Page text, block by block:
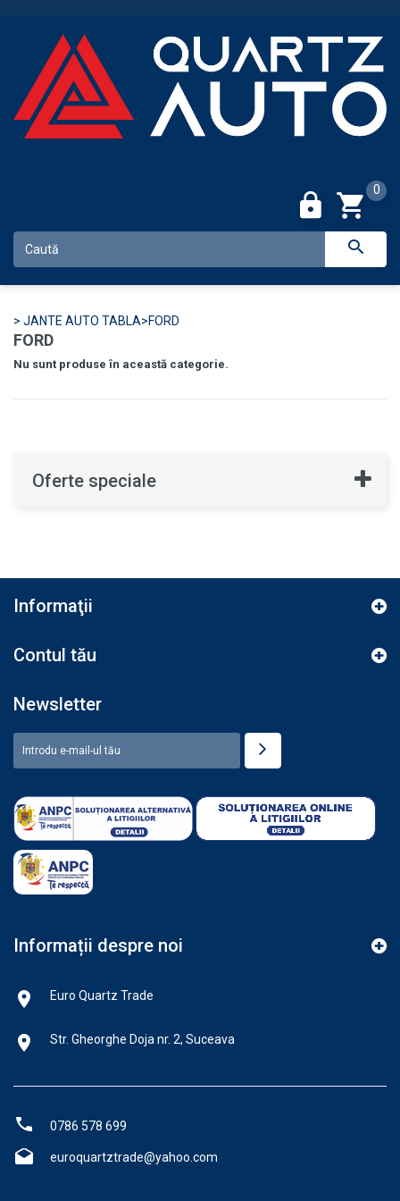
0
> JANTE AUTO TABLA>FORD
FORD
Nu sunt produse în această categorie.
Oferte speciale
Informaţii
Contul tău
Newsletter
Informații despre noi
Euro Quartz Trade
Str. Gheorghe Doja nr. 2, Suceava
0786 578 699
euroquartztrade@yahoo.com